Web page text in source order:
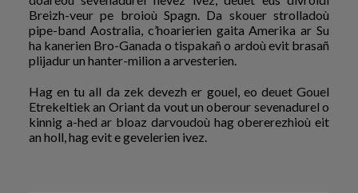
Breizh-veur pe broioù Spagn. Da skouer strolladoù
pipe-band Aostralia, c’hoarierien gaita Amerika ar Su
ha kanerien Bro-Ganada o tispakañ o ardoù evit brasañ
plijadur un hanter-milion a arvesterien.
Hag en tu all da zek devezh er gouel, eo deuet Gouel
Etrekeltiek an Oriant da vout un oberour sevenadurel o
kinnig a-hed ar bloaz darvoudoù hag obererezhioù eit
an holl, hag evit e gevelerien ivez.